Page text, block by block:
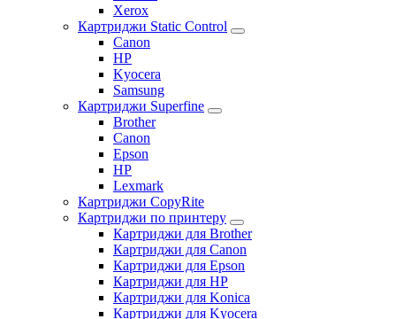
Xerox
Картриджи Static Control
Canon
HP
Kyocera
Samsung
Картриджи Superfine
Brother
Canon
Epson
HP
Lexmark
Картриджи CopyRite
Картриджи по принтеру
Картриджи для Brother
Картриджи для Canon
Картриджи для Epson
Картриджи для HP
Картриджи для Konica
Картриджи для Kyocera